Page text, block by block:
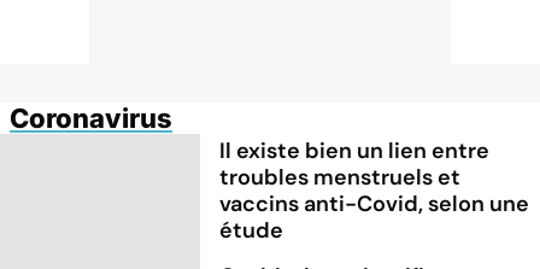
Coronavirus
Il existe bien un lien entre
troubles menstruels et
vaccins anti-Covid, selon une
étude